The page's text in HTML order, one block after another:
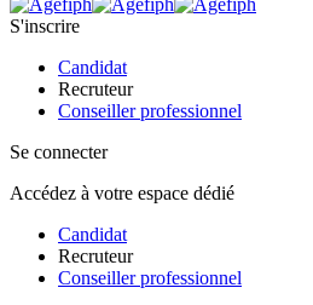
S'inscrire
Candidat
Recruteur
Conseiller professionnel
Se connecter
Accédez à votre espace dédié
Candidat
Recruteur
Conseiller professionnel